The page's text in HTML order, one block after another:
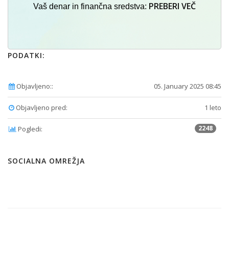
Vaš denar in finančna sredstva: PREBERI VEČ
PODATKI:
Objavljeno:: 05. January 2025 08:45
Objavljeno pred: 1 leto
Pogledi: 2248
SOCIALNA OMREŽJA